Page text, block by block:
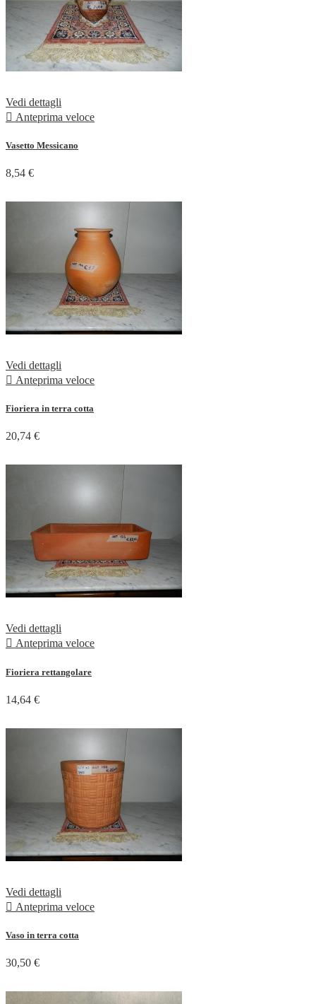
Vedi dettagli
 Anteprima veloce
Vasetto Messicano
8,54 €
Vedi dettagli
 Anteprima veloce
Fioriera in terra cotta
20,74 €
Vedi dettagli
 Anteprima veloce
Fioriera rettangolare
14,64 €
Vedi dettagli
 Anteprima veloce
Vaso in terra cotta
30,50 €